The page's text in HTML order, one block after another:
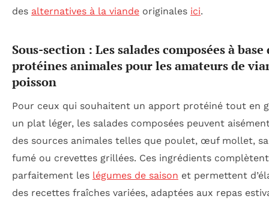
des alternatives à la viande originales ici.
Sous-section : Les salades composées à base
protéines animales pour les amateurs de
poisson
Pour ceux qui souhaitent un apport protéiné tout en
un plat léger, les salades composées peuvent
des sources animales telles que poulet, œuf mollet,
fumé ou crevettes grillées. Ces ingrédients complètent
parfaitement les légumes de saison et permettent
des recettes fraîches variées, adaptées aux repas